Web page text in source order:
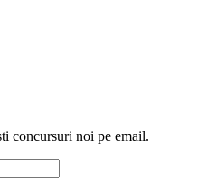
concursuri noi pe email.